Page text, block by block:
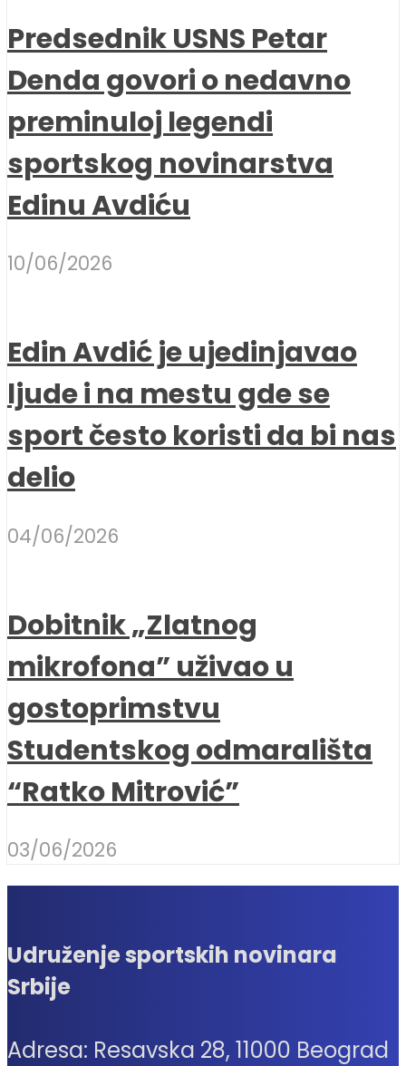
Predsednik USNS Petar
Denda govori o nedavno
preminuloj legendi
sportskog novinarstva
Edinu Avdiću
10/06/2026
Edin Avdić je ujedinjavao
ljude i na mestu gde se
sport često koristi da bi nas
delio
04/06/2026
Dobitnik „Zlatnog
mikrofona” uživao u
gostoprimstvu
Studentskog odmarališta
“Ratko Mitrović”
03/06/2026
Udruženje sportskih novinara
Srbije
Adresa: Resavska 28, 11000 Beograd